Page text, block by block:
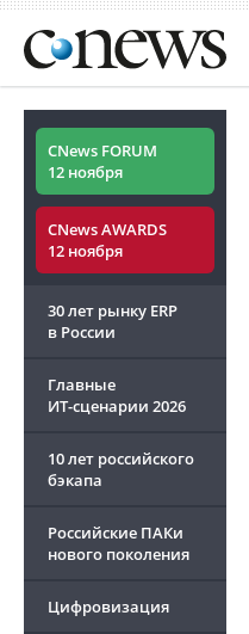
CNews FORUM
12 ноября
CNews AWARDS
12 ноября
30 лет рынку ERP
в России
Главные
ИТ-сценарии 2026
10 лет российского
бэкапа
Российские ПАКи
нового поколения
Цифровизация